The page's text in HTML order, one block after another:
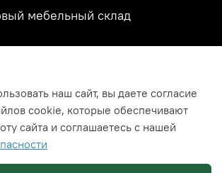
мебельный склад
наш сайт, вы даете согласие
cookie, которые обеспечивают
сайта и соглашаетесь с нашей